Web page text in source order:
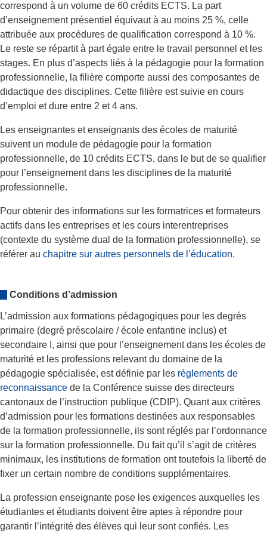
correspond à un volume de 60 crédits ECTS. La part
d’enseignement présentiel équivaut à au moins 25 %, celle
attribuée aux procédures de qualification correspond à 10 %.
Le reste se répartit à part égale entre le travail personnel et les
stages. En plus d’aspects liés à la pédagogie pour la formation
professionnelle, la filière comporte aussi des composantes de
didactique des disciplines. Cette filière est suivie en cours
d’emploi et dure entre 2 et 4 ans.
Les enseignantes et enseignants des écoles de maturité
suivent un module de pédagogie pour la formation
professionnelle, de 10 crédits ECTS, dans le but de se qualifier
pour l’enseignement dans les disciplines de la maturité
professionnelle.
Pour obtenir des informations sur les formatrices et formateurs
actifs dans les entreprises et les cours interentreprises
(contexte du système dual de la formation professionnelle), se
référer au chapitre sur autres personnels de l’éducation.
Conditions d’admission
L’admission aux formations pédagogiques pour les degrés
primaire (degré préscolaire / école enfantine inclus) et
secondaire I, ainsi que pour l’enseignement dans les écoles de
maturité et les professions relevant du domaine de la
pédagogie spécialisée, est définie par les règlements de
reconnaissance de la Conférence suisse des directeurs
cantonaux de l’instruction publique (CDIP). Quant aux critères
d’admission pour les formations destinées aux responsables
de la formation professionnelle, ils sont réglés par l’ordonnance
sur la formation professionnelle. Du fait qu’il s’agit de critères
minimaux, les institutions de formation ont toutefois la liberté de
fixer un certain nombre de conditions supplémentaires.
La profession enseignante pose les exigences auxquelles les
étudiantes et étudiants doivent être aptes à répondre pour
garantir l’intégrité des élèves qui leur sont confiés. Les